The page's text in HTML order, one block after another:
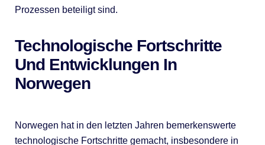
Prozessen beteiligt sind.
Technologische Fortschritte
Und Entwicklungen In
Norwegen
Norwegen hat in den letzten Jahren bemerkenswerte
technologische Fortschritte gemacht, insbesondere in